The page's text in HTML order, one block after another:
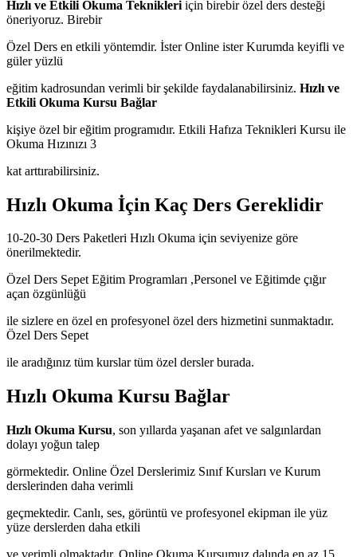
Hızlı ve Etkili Okuma Teknikleri için birebir özel ders desteği
öneriyoruz. Birebir
Özel Ders en etkili yöntemdir. İster Online ister Kurumda keyifli ve
güler yüzlü
eğitim kadrosundan verimli bir şekilde faydalanabilirsiniz. Hızlı ve
Etkili Okuma Kursu Bağlar
kişiye özel bir eğitim programıdır. Etkili Hafıza Teknikleri Kursu ile
Okuma Hızınızı 3
kat arttırabilirsiniz.
Hızlı Okuma İçin Kaç Ders Gereklidir
10-20-30 Ders Paketleri Hızlı Okuma için seviyenize göre
önerilmektedir.
Özel Ders Sepet Eğitim Programları ,Personel ve Eğitimde çığır
açan özgünlüğü
ile sizlere en özel en profesyonel özel ders hizmetini sunmaktadır.
Özel Ders Sepet
ile aradığınız tüm kurslar tüm özel dersler burada.
Hızlı Okuma Kursu Bağlar
Hızlı Okuma Kursu, son yıllarda yaşanan afet ve salgınlardan
dolayı yoğun talep
görmektedir. Online Özel Derslerimiz Sınıf Kursları ve Kurum
derslerinden daha verimli
geçmektedir. Canlı, ses, görüntü ve profesyonel ekipman ile yüz
yüze derslerden daha etkili